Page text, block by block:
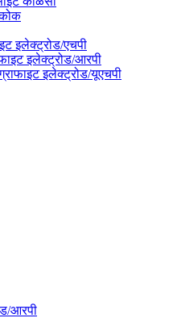
इलेक्ट्रोड/एचपी
इलेक्ट्रोड/आरपी
इलेक्ट्रोड/यूएचपी
आरपी